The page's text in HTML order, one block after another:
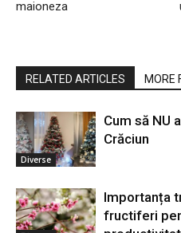
maioneza
RELATED ARTICLES MORE
Diverse
Cum să NU
Crăciun
Importanța
fructiferi